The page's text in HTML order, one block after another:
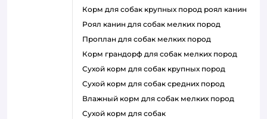
корм для собак крупных пород роял канин
роял канин для собак мелких пород
проплан для собак мелких пород
корм грандорф для собак мелких пород
сухой корм для собак крупных пород
сухой корм для собак средних пород
влажный корм для собак мелких пород
сухой корм для собак